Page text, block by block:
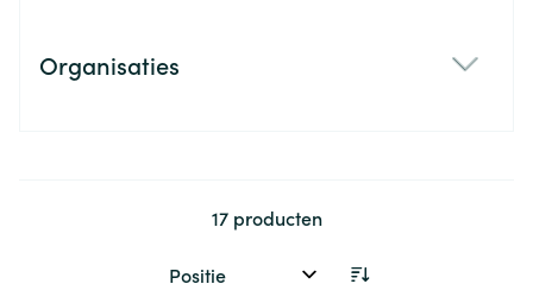
Organisaties
17producten